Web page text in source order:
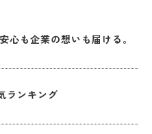
心も企業の想いも届ける。
ランキング